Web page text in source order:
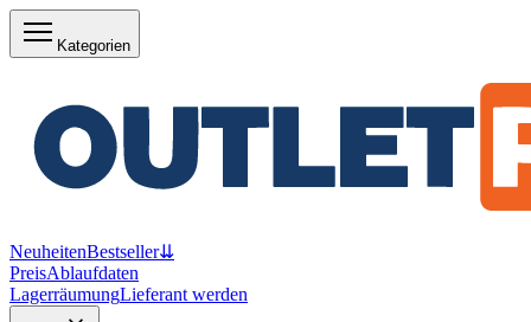
Kategorien
NeuheitenBestseller⇊
PreisAblaufdaten
LagerräumungLieferant werden